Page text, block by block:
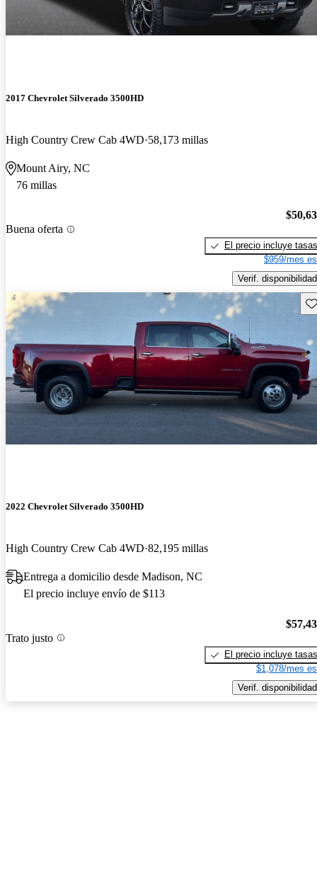
2017 Chevrolet Silverado 3500HD
High Country Crew Cab 4WD 58,173 millas
Mount Airy, NC
76 millas
Buena oferta
El precio incluye tasas
$959/mes
Verif. disponibilidad
2022 Chevrolet Silverado 3500HD
High Country Crew Cab 4WD 82,195 millas
Entrega a domicilio desde Madison, NC
El precio incluye envío de $113
Trato justo
El precio incluye tasas
$1,078/mes
Verif. disponibilidad